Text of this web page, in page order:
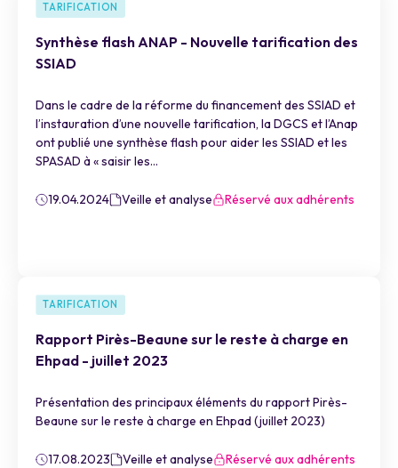
TARIFICATION
Synthèse flash ANAP - Nouvelle tarification des
SSIAD
Dans le cadre de la réforme du financement des SSIAD et
l’instauration d’une nouvelle tarification, la DGCS et l’Anap
ont publié une synthèse flash pour aider les SSIAD et les
SPASAD à « saisir les...
19.04.2024 Veille et analyse Réservé aux adhérents
TARIFICATION
Rapport Pirès-Beaune sur le reste à charge en
Ehpad - juillet 2023
Présentation des principaux éléments du rapport Pirès-
Beaune sur le reste à charge en Ehpad (juillet 2023)
17.08.2023 Veille et analyse Réservé aux adhérents